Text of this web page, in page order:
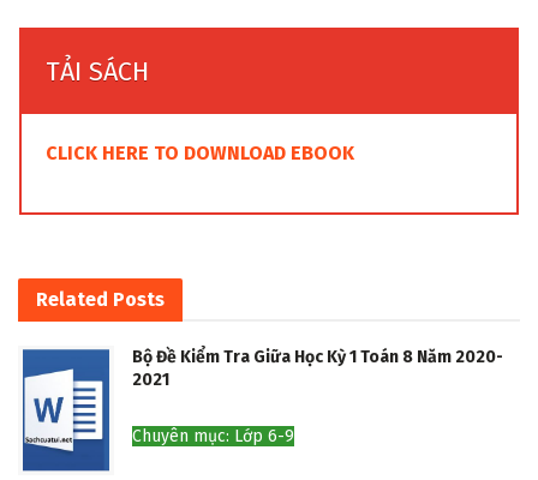
TẢI SÁCH
CLICK HERE TO DOWNLOAD EBOOK
Related Posts
Bộ Đề Kiểm Tra Giữa Học Kỳ 1 Toán 8 Năm 2020-
2021
Chuyên mục: Lớp 6-9